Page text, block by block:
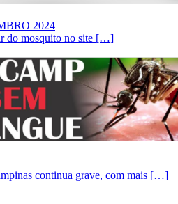
2024
do mosquito no site […]
continua grave, com mais […]